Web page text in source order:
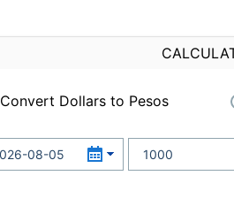
Convert Dollars to Pesos